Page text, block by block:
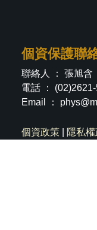
個資保護聯
聯絡人 ： 張旭含
電話 ：
Email ：
個資政策 隱私